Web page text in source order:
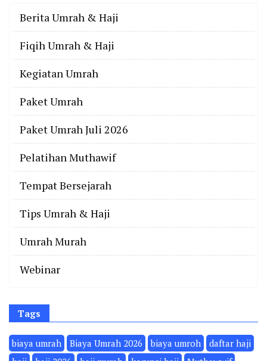
Berita Umrah & Haji
Fiqih Umrah & Haji
Kegiatan Umrah
Paket Umrah
Paket Umrah Juli 2026
Pelatihan Muthawif
Tempat Bersejarah
Tips Umrah & Haji
Umrah Murah
Webinar
Tags
biaya umrah Biaya Umrah 2026 biaya umroh
daftar haji